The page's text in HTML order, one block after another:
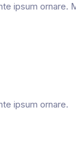
ipsum ornare.
ipsum ornare.